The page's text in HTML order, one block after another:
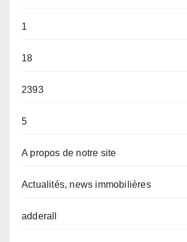
1
18
2393
5
A propos de notre site
Actualités, news immobilières
adderall